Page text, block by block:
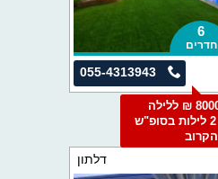
6
חדרים
055-4313943
החל מ8000 ₪ ללילה
למזמינים 2 לילות בסופ"ש
הקרוב
דלתון